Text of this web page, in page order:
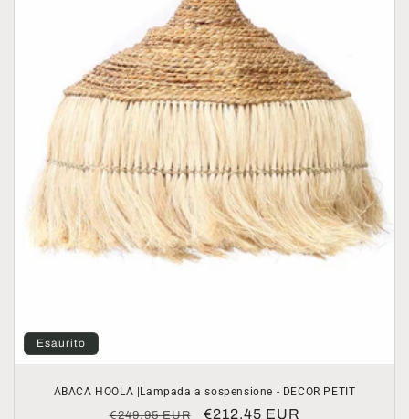
Esaurito
ABACA HOOLA |Lampada a sospensione - DECOR PETIT
Prezzo
€249,95 EUR
Prezzo
€212,45 EUR